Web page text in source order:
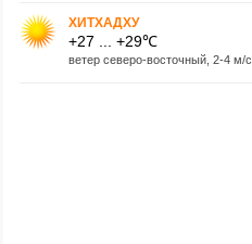
ХИТХАДХУ
+27 ... +29℃
ветер северо-восточный, 2-4 м/с